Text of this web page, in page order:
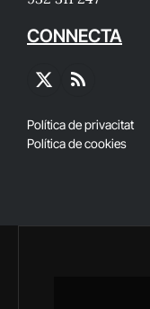
CONNECTA
X
RSS
Política de privacitat
Política de cookies